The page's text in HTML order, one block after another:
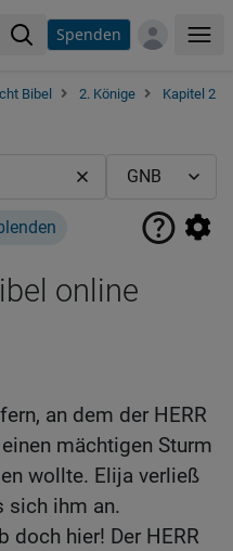
Spenden
Bibel 2. Könige
Kapitel 2
online
an dem der HERR
mächtigen Sturm
wollte. Elija verließ
sich ihm an.
doch hier! Der HERR